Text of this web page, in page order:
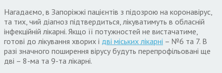
Нагадаємо, в Запоріжжі пацієнтів з підозрою на коронавірус,
та тих, чий діагноз підтвердиться, лікуватимуть в обласній
інфекційній лікарні. Якщо її потужностей не вистачатиме,
готові до лікування хворих і дві міських лікарні – №6 та 7. В
разі значного поширення вірусу будуть перепрофільовані ще
дві – 8-ма та 9-та лікарні.